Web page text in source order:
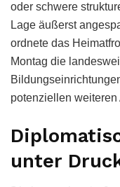
oder schwere
Lage äußerst
ordnete das
Montag die
potenziellen
unter